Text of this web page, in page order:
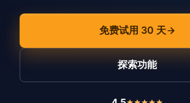
免费试用 30 天
探索功能